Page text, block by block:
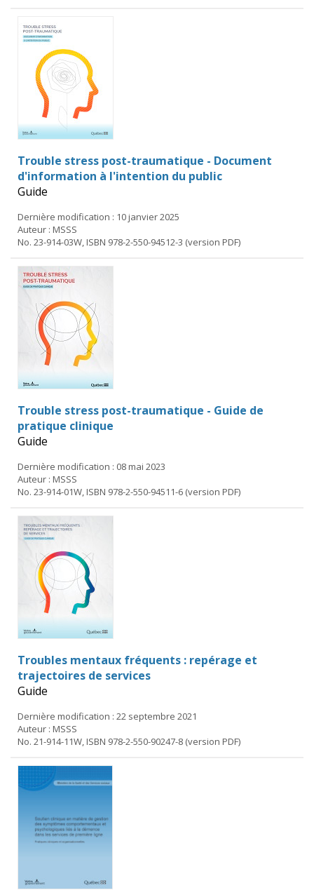
Trouble stress post-traumatique - Document
d'information à l'intention du public
Guide
Dernière modification : 10 janvier 2025
Auteur : MSSS
No. 23-914-03W, ISBN 978-2-550-94512-3 (version PDF)
Trouble stress post-traumatique - Guide de
pratique clinique
Guide
Dernière modification : 08 mai 2023
Auteur : MSSS
No. 23-914-01W, ISBN 978-2-550-94511-6 (version PDF)
Troubles mentaux fréquents : repérage et
trajectoires de services
Guide
Dernière modification : 22 septembre 2021
Auteur : MSSS
No. 21-914-11W, ISBN 978-2-550-90247-8 (version PDF)